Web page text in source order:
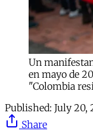
Un
en mayo de
"Colombia
Published: July 20,
Share